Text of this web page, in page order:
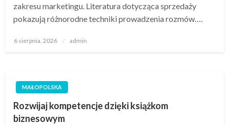
zakresu marketingu. Literatura dotycząca sprzedaży
pokazują różnorodne techniki prowadzenia rozmów….
Opublikowane
6 sierpnia, 2026 admin
MAŁOPOLSKA
Rozwijaj kompetencje dzięki książkom
biznesowym